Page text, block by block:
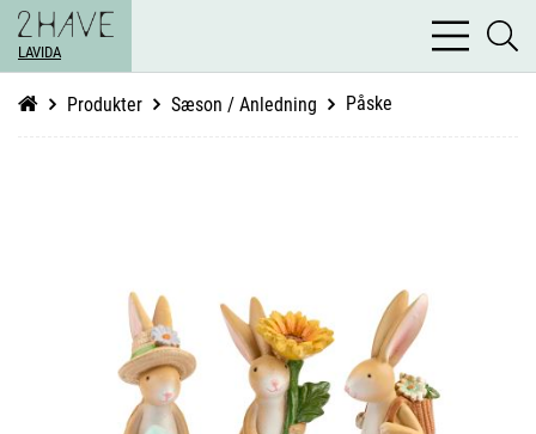
LAVIDA
bars
light
Produkter Sæson / Anledning Påske